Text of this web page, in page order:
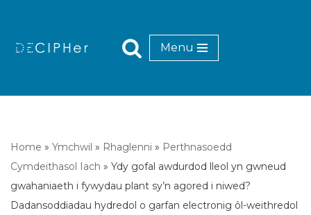
Menu
Home » Ymchwil » Rhaglenni » Perthnasoedd
Cymdeithasol Iach » Ydy gofal awdurdod lleol yn gwneud
gwahaniaeth i fywydau plant sy’n agored i niwed?
Dadansoddiadau hydredol o garfan electronig ôl-weithredol